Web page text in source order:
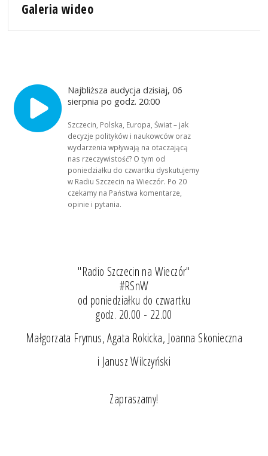
Galeria wideo
Najbliższa audycja dzisiaj, 06
sierpnia po godz. 20:00
Szczecin, Polska, Europa, Świat – jak
decyzje polityków i naukowców oraz
wydarzenia wpływają na otaczającą
nas rzeczywistość? O tym od
poniedziałku do czwartku dyskutujemy
w Radiu Szczecin na Wieczór. Po 20
czekamy na Państwa komentarze,
opinie i pytania.
"Radio Szczecin na Wieczór"
#RSnW
od poniedziałku do czwartku
godz. 20.00 - 22.00
Małgorzata Frymus, Agata Rokicka, Joanna Skonieczna
i Janusz Wilczyński
Zapraszamy!